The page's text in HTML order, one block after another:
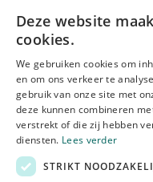
Systeem- en
Verder studeren
Onze
nascholingen
Deze website
cookies.
We gebruiken cookies om
en om ons verkeer te
gebruik van onze site met
deze kunnen combineren
verstrekt of die zij hebben
diensten. Lees verder
STRIKT